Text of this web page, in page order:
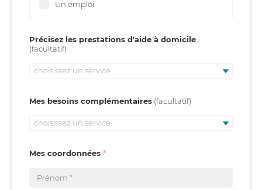
Un emploi
Précisez les prestations d'aide à domicile
choisissez un service
Mes besoins complémentaires
choisissez un service
Mes coordonnées